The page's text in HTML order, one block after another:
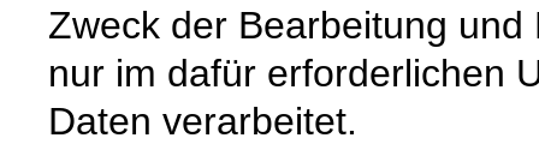
Zweck der Bearbeitung
nur im dafür erforderlichen
Daten verarbeitet.